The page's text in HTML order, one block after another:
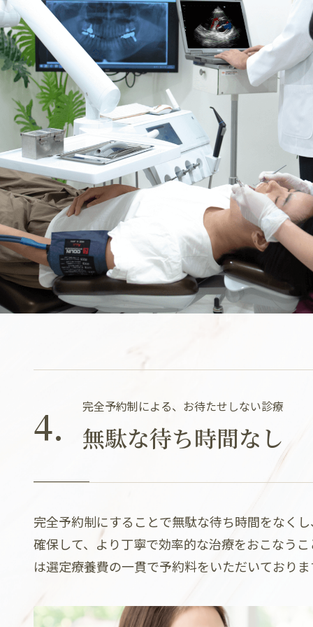
4. 完全予約制による、お待たせしない診療
無駄な待ち時間なし
完全予約制にすることで無駄な待ち時間をなく
確保して、より丁寧で効率的な治療をおこなう
は選定療養費の一貫で予約料をいただいておりま